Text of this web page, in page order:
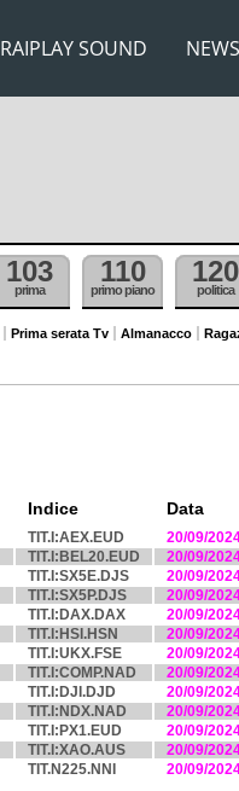
RAIPLAY SOUND NEWS
103
prima
110
primo piano
120
politica
Prima serata Tv Almanacco
Indice Data
TIT.I:AEX.EUD
20/09/
TIT.I:BEL20.EUD
20/09/
TIT.I:SX5E.DJS
20/09/
TIT.I:SX5P.DJS
20/09/
TIT.I:DAX.DAX
20/09/
TIT.I:HSI.HSN
20/09/
TIT.I:UKX.FSE
20/09/
TIT.I:COMP.NAD
20/09/
TIT.I:DJI.DJD
20/09/
TIT.I:NDX.NAD
20/09/
TIT.I:PX1.EUD
20/09/
TIT.I:XAO.AUS
20/09/
TIT.N225.NNI 20/09/